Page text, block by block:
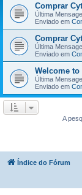
Comprar
Última
Enviado em
Comprar
Última
Enviado em
Welcome to
Última
Enviado em
A
Índice do Fórum